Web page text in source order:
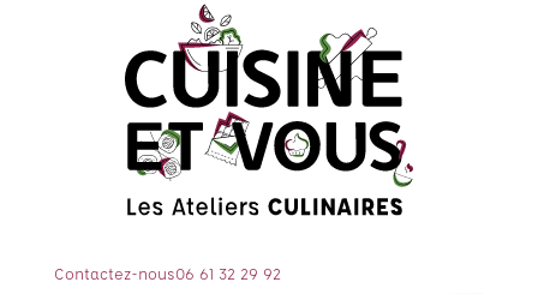
Contactez-nous06 61 32 29 92